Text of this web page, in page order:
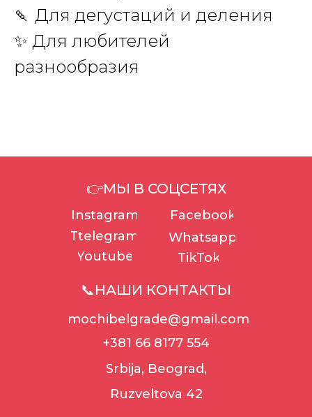
🍡 Для дегустаций и деления
✨ Для любителей
разнообразия
👉МЫ В СОЦСЕТЯХ
📞НАШИ КОНТАКТЫ
mochibelgrade@gmail.com
+381 66 8177 554
Srbija, Beograd,
Ruzveltova 42
Instagram
Ttelegram
Whatsapp
TikTok
Youtube
Facebook